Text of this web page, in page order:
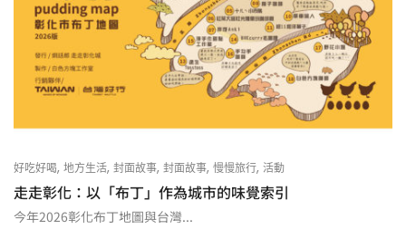
好吃好喝, 地方生活, 封面故事, 封面故事, 慢慢旅行, 活動
走走彰化：以「布丁」作為城市的味覺索引
今年2026彰化布丁地圖與台灣...